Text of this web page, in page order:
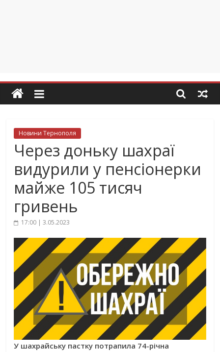
Новини Тернополя
Через доньку шахраї
видурили у пенсіонерки
майже 105 тисяч
гривень
17:00 | 3.05.2023
У шахрайську пастку потрапила 74-річна